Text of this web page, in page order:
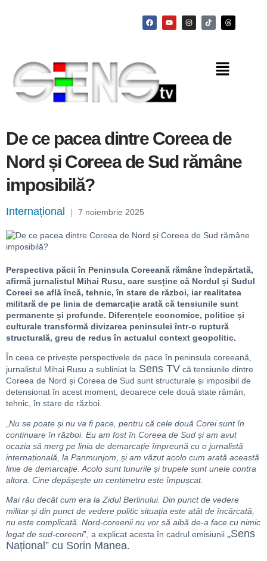
De ce pacea dintre Coreea de
Nord și Coreea de Sud rămâne
imposibilă?
Internațional | 7 noiembrie 2025
Perspectiva păcii în Peninsula Coreeană rămâne îndepărtată,
afirmă jurnalistul Mihai Rusu, care susține că Nordul și Sudul
Coreei se află încă, tehnic, în stare de război, iar realitatea
militară de pe linia de demarcație arată că tensiunile sunt
permanente și profunde. Diferențele economice, politice și
culturale transformă divizarea peninsulei într-o ruptură
structurală, greu de redus în actualul context geopolitic.
În ceea ce privește perspectivele de pace în peninsula coreeană,
jurnalistul Mihai Rusu a subliniat la Sens TV că tensiunile dintre
Coreea de Nord și Coreea de Sud sunt structurale și imposibil de
detensionat în acest moment, deoarece cele două state rămân,
tehnic, în stare de război.
Nu se poate și nu va fi pace, pentru că cele două Corei sunt în
continuare în război. Eu am fost în Coreea de Sud și am avut
ocazia să merg pe linia de demarcație împreună cu o jurnalistă
internațională, la Panmunjom, și am văzut acolo cum arată această
linie de demarcație. Acolo sunt tunurile și trupele sunt unele contra
altora. Cine depășește un centimetru este împușcat.
Mai rău decât cum era la Zidul Berlinului. Din punct de vedere
militar și din punct de vedere politic situația este atât de încărcată,
nu este complicată. Nord-coreenii nu vor să aibă de-a face cu nimic
legat de sud-coreeni”, a explicat acesta în cadrul emisiunii „Sens
Național” cu Sorin Manea.